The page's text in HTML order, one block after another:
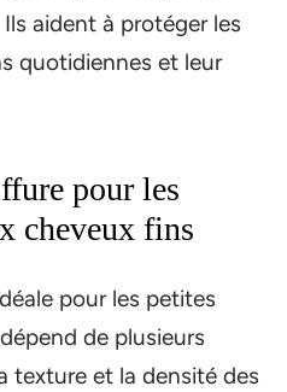
aident à protéger les
quotidiennes et leur
pour les
cheveux fins
pour les petites
de plusieurs
texture et la densité des